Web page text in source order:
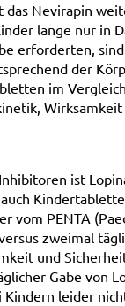
das Nevirapin
lange nur in
erforderten,
der
im
ist
vom PENTA
zweimal
und
Gabe von
Kindern leider